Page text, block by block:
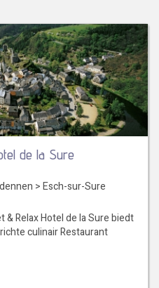
de la Sure
>Esch-sur-Sure
Relax Hotel de la Sure biedt
culinair Restaurant